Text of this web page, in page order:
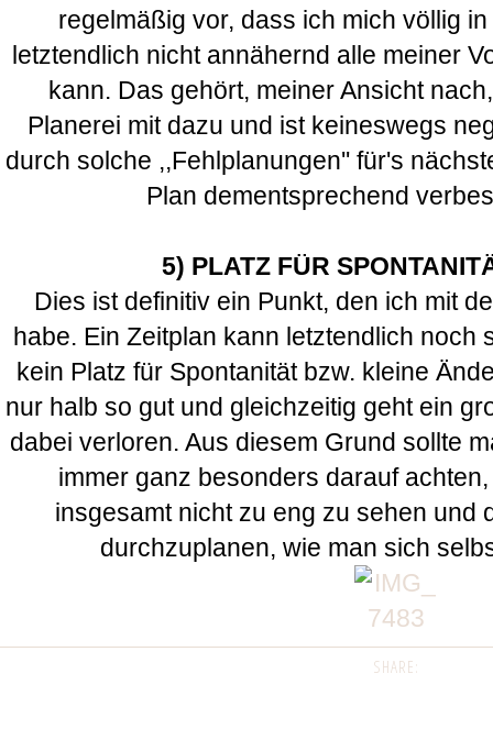
regelmäßig vor, dass ich mich völlig
letztendlich nicht annähernd alle meiner
kann. Das gehört, meiner Ansicht
Planerei mit dazu und ist keineswegs
durch solche ,,Fehlplanungen'' für's
Plan dementsprechend
5) PLATZ FÜR
Dies ist definitiv ein Punkt, den ich mit
habe. Ein Zeitplan kann letztendlich noch
kein Platz für Spontanität bzw. kleine
nur halb so gut und gleichzeitig geht ein
dabei verloren. Aus diesem Grund sollte
immer ganz besonders darauf
insgesamt nicht zu eng zu sehen und
durchzuplanen, wie man sich
SHARE: